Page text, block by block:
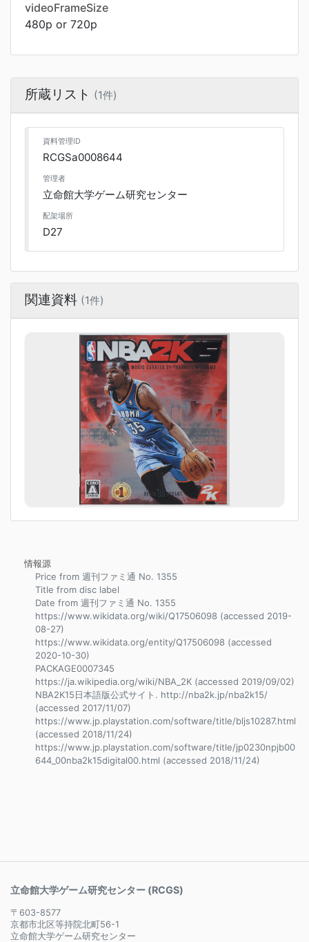
videoFrameSize
480p or 720p
所蔵リスト (1件)
資料管理ID
RCGSa0008644
管理者
立命館大学ゲーム研究センター
配架場所
D27
関連資料 (1件)
情報源
Price from 週刊ファミ通 No. 1355
Title from disc label
Date from 週刊ファミ通 No. 1355
https://www.wikidata.org/wiki/Q17506098 (accessed 2019-
08-27)
https://www.wikidata.org/entity/Q17506098 (accessed
2020-10-30)
PACKAGE0007345
https://ja.wikipedia.org/wiki/NBA_2K (accessed 2019/09/02)
NBA2K15日本語版公式サイト. http://nba2k.jp/nba2k15/
(accessed 2017/11/07)
https://www.jp.playstation.com/software/title/bljs10287.html
(accessed 2018/11/24)
https://www.jp.playstation.com/software/title/jp0230npjb00
644_00nba2k15digital00.html (accessed 2018/11/24)
立命館大学ゲーム研究センター (RCGS)
〒603-8577
京都市北区等持院北町56-1
立命館大学ゲーム研究センター